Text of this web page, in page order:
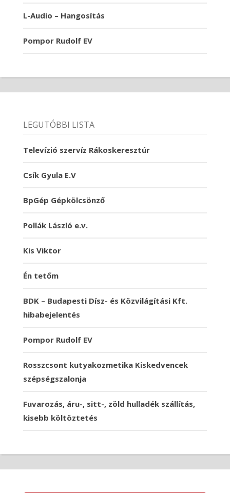
L-Audio – Hangosítás
Pompor Rudolf EV
LEGUTÓBBI LISTA
Televízió szervíz Rákoskeresztúr
Csík Gyula E.V
BpGép Gépkölcsönző
Pollák László e.v.
Kis Viktor
Én tetőm
BDK – Budapesti Dísz- és Közvilágítási Kft.
hibabejelentés
Pompor Rudolf EV
Rosszcsont kutyakozmetika Kiskedvencek
szépségszalonja
Fuvarozás, áru-, sitt-, zöld hulladék szállítás,
kisebb költöztetés